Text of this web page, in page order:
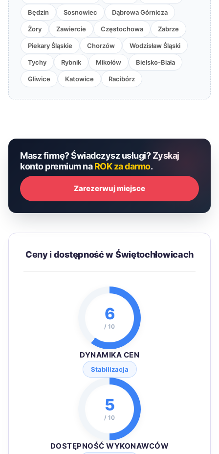
Będzin Sosnowiec Dąbrowa Górnicza
Żory Zawiercie Częstochowa Zabrze
Piekary Śląskie Chorzów Wodzisław Śląski
Tychy Rybnik Mikołów Bielsko-Biała
Gliwice Katowice Racibórz
Masz firmę? Świadczysz usługi? Zyskaj
konto premium naROK za darmo.
Zarezerwuj miejsce
Ceny i dostępność w Świętochłowicach
6
/ 10
DYNAMIKA CEN
Stabilizacja
5
/ 10
DOSTĘPNOŚĆ WYKONAWCÓW